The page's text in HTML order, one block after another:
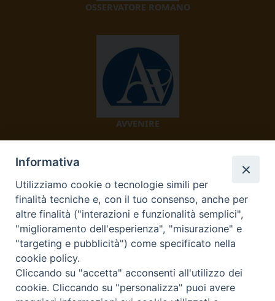
OSSERVATORE ROMANO
AVVENIRE
TV 2000
Informativa
Utilizziamo cookie o tecnologie simili per
finalità tecniche e, con il tuo consenso, anche per
altre finalità ("interazioni e funzionalità semplici",
"miglioramento dell'esperienza", "misurazione" e
"targeting e pubblicità") come specificato nella
cookie policy.
Cliccando su "accetta" acconsenti all'utilizzo dei
cookie. Cliccando su "personalizza" puoi avere